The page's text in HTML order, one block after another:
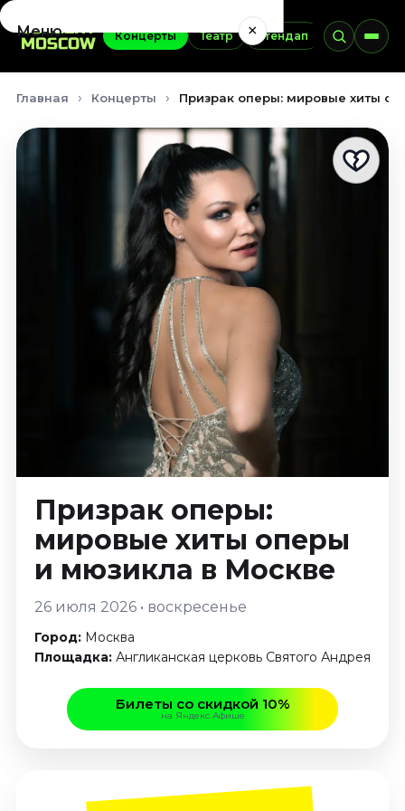
Концерты Театр Стендап Выставки
Меню ×
Сентябрь 2026
Декабрь 2026
Август 2026
Сентябрь 2026
Октябрь 2026
Ноябрь 2026
Декабрь 2026
Выставки
Август 2026
Сентябрь 2026
Декабрь 2026
Январь 2027
Сентябрь 2026
Главная Концерты Призрак оперы: мировые хиты
Призрак оперы:
мировые хиты оперы
и мюзикла в Москве
26 июля 2026 • воскресенье
Город: Москва
Площадка: Англиканская церковь Святого Андрея
Билеты со скидкой 10%
на Яндекс Афише